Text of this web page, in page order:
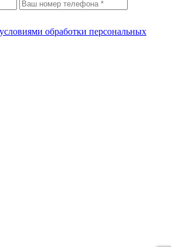
условиями обработки персональных